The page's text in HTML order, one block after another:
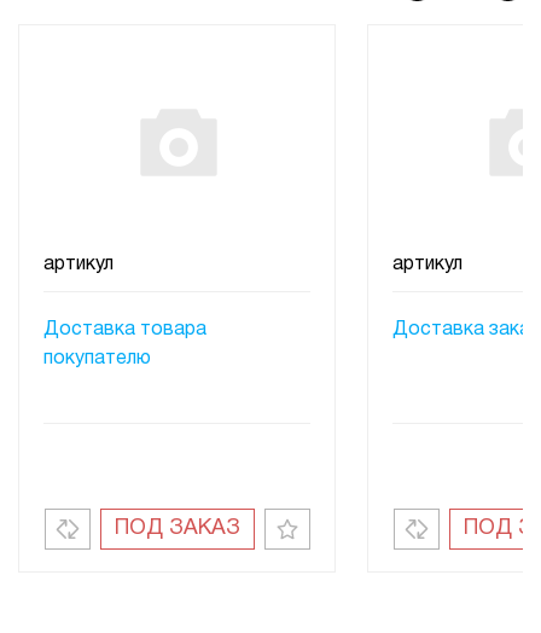
Доставка товара
покупателю
артикул
ПОД ЗАКАЗ
Доставка
артикул
ПОД